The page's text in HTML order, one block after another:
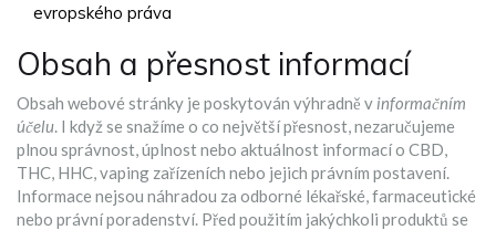
evropského práva
Obsah a přesnost informací
Obsah webové stránky je poskytován výhradně v informačním
účelu. I když se snažíme o co největší přesnost, nezaručujeme
plnou správnost, úplnost nebo aktuálnost informací o CBD,
THC, HHC, vaping zařízeních nebo jejich právním postavení.
Informace nejsou náhradou za odborné lékařské, farmaceutické
nebo právní poradenství. Před použitím jakýchkoli produktů se